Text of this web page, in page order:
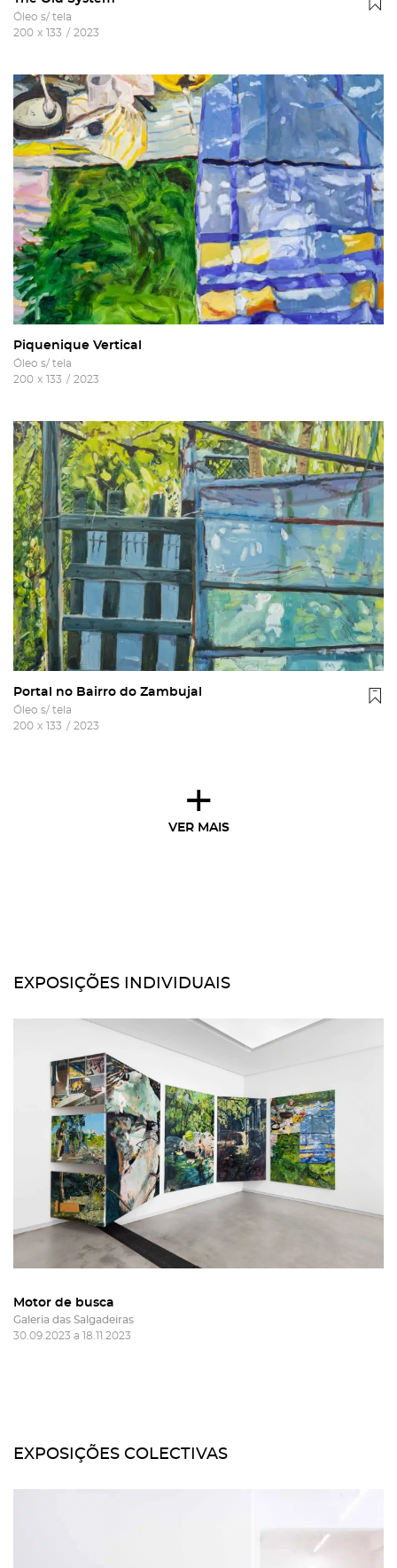
Óleo s/ tela
200 x 133 / 2023
Piquenique Vertical
Óleo s/ tela
200 x 133 / 2023
Portal no Bairro do Zambujal
Óleo s/ tela
200 x 133 / 2023
+
VER MAIS
EXPOSIÇÕES INDIVIDUAIS
Motor de busca
Galeria das Salgadeiras
30.09.2023 a 18.11.2023
EXPOSIÇÕES COLECTIVAS